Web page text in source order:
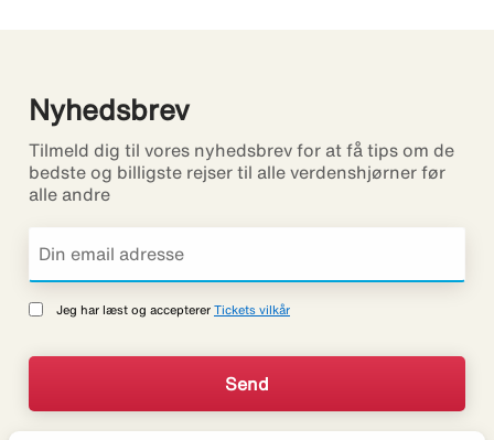
Nyhedsbrev
Tilmeld dig til vores nyhedsbrev for at få tips om de
bedste og billigste rejser til alle verdenshjørner før
alle andre
Jeg har læst og accepterer Tickets vilkår